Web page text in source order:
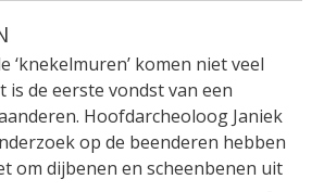
‘knekelmuren’ komen niet veel
is de eerste vondst van een
Hoofdarcheoloog Janiek
op de beenderen hebben
om dijbenen en scheenbenen uit